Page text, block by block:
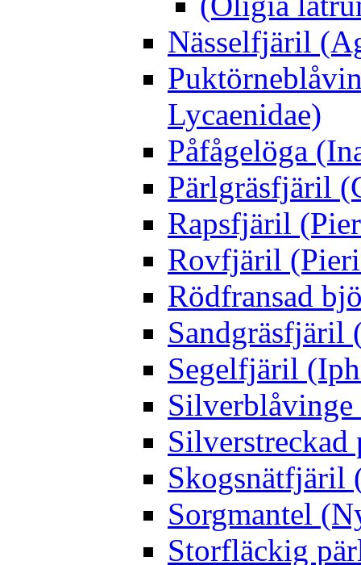
Nässelfjäril
Lycaenidae)
Påfågelöga
Pärlgräsfjäril
Rapsfjäril
Rovfjäril
Rödfransad
Sandgräsfjäril
Segelfjäril
Silverblåvinge
Skogsnätfjäril
Sorgmantel
Storfläckig